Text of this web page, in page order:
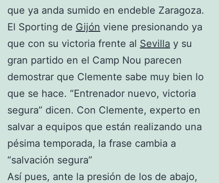
que ya anda sumido en endeble Zaragoza.
El Sporting de Gijón viene presionando ya
que con su victoria frente al Sevilla y su
gran partido en el Camp Nou parecen
demostrar que Clemente sabe muy bien lo
que se hace. “Entrenador nuevo, victoria
segura” dicen. Con Clemente, experto en
salvar a equipos que están realizando una
pésima temporada, la frase cambia a
“salvación segura”
Así pues, ante la presión de los de abajo,